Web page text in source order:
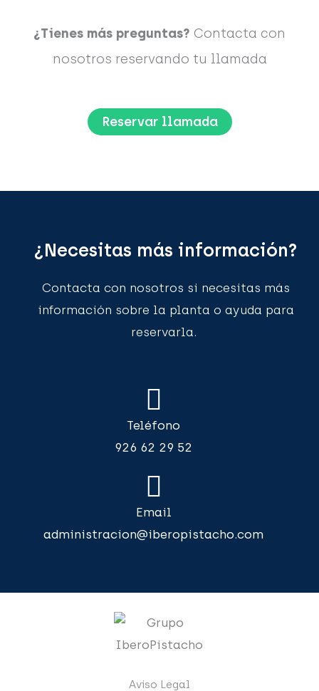
¿Tienes más preguntas? Contacta con
nosotros reservando tu llamada
Reservar llamada
¿Necesitas más información?
Contacta con nosotros si necesitas más
información sobre la planta o ayuda para
reservarla.
Teléfono
926 62 29 52
Email
administracion@iberopistacho.com
Aviso Legal